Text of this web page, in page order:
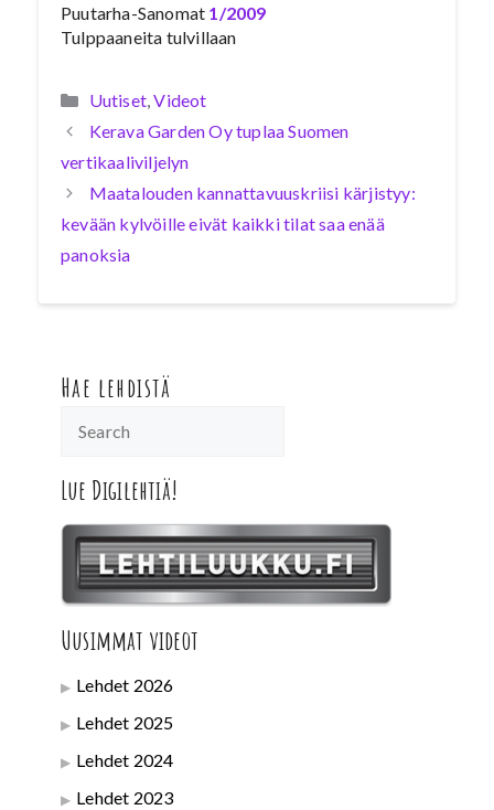
Puutarha-Sanomat 1/2009
Tulppaaneita tulvillaan
Kategoriat
Uutiset ,Videot
Kerava Garden Oy tuplaa Suomen
vertikaaliviljelyn
Maatalouden kannattavuuskriisi kärjistyy:
kevään kylvöille eivät kaikki tilat saa enää
panoksia
Hae lehdistä
Lue Digilehtiä!
Uusimmat videot
Lehdet 2026
Lehdet 2025
Lehdet 2024
Lehdet 2023